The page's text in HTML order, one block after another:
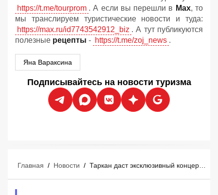
https://t.me/tourprom . А если вы перешли в Мах, то
мы транслируем туристические новости и туда:
https://max.ru/id7743542912_biz . А тут публикуются
полезные рецепты - https://t.me/zoj_news .
Яна Вараксина
Подписывайтесь на новости туризма
Главная / Новости / Таркан даст эксклюзивный концерт в Мармарисе 29 августа: российские туристы уже покупают билеты